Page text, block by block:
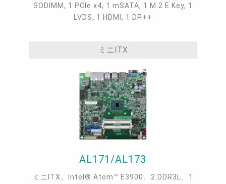
SODIMM, 1 PCIe x4, 1 mSATA, 1 M.2 E Key, 1
LVDS, 1 HDMI, 1 DP++
ミニITX
AL171/AL173
ミニITX、Intel® Atom™ E3900、2 DDR3L、1